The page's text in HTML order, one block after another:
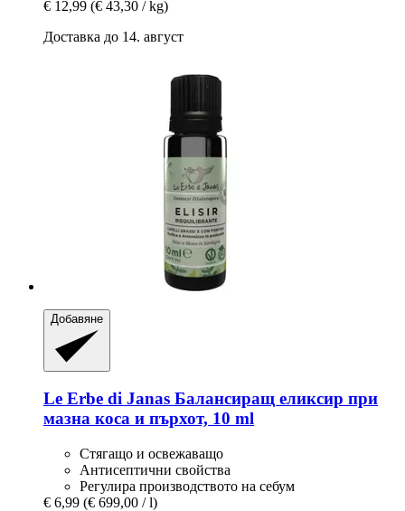
€ 12,99 (€ 43,30 / kg)
Доставка до 14. август
Добавяне
Le Erbe di Janas Балансиращ еликсир при
мазна коса и пърхот, 10 ml
Стягащо и освежаващо
Антисептични свойства
Регулира производството на себум
€ 6,99 (€ 699,00 / l)